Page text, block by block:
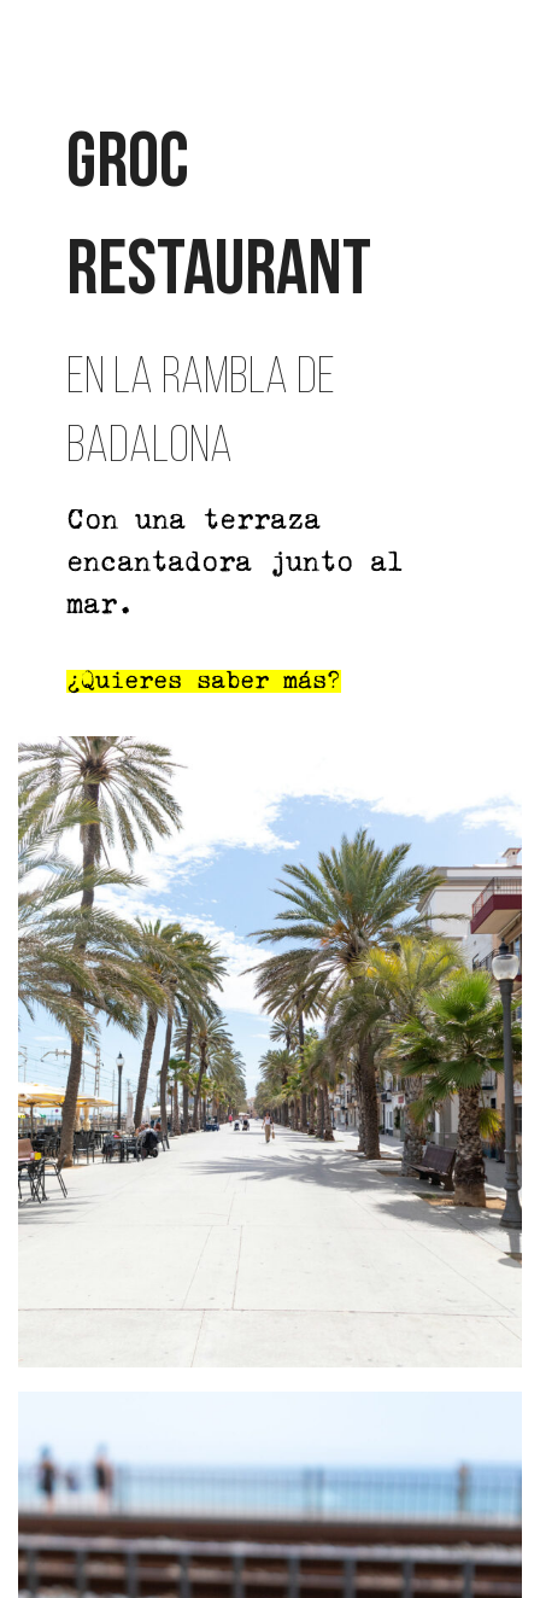
GROC
RESTAURANT
EN LA RAMBLA DE
BADALONA
Con una terraza
encantadora junto al
mar.
¿Quieres saber más?